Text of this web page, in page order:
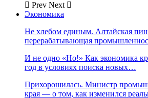
Prev Next
Экономика
Не хлебом единым. Алтайская
перерабатывающая
И не одно «Но!» Как экономика
год в условиях поиска новых…
Прихорошилась. Министр
края — о том, как изменился